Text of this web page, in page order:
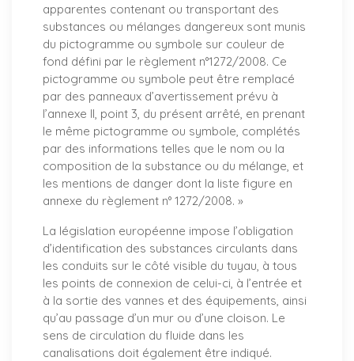
apparentes contenant ou transportant des
substances ou mélanges dangereux sont munis
du pictogramme ou symbole sur couleur de
fond défini par le règlement n°1272/2008. Ce
pictogramme ou symbole peut être remplacé
par des panneaux d’avertissement prévu à
l’annexe II, point 3, du présent arrêté, en prenant
le même pictogramme ou symbole, complétés
par des informations telles que le nom ou la
composition de la substance ou du mélange, et
les mentions de danger dont la liste figure en
annexe du règlement n° 1272/2008. »
La législation européenne impose l’obligation
d’identification des substances circulants dans
les conduits sur le côté visible du tuyau, à tous
les points de connexion de celui-ci, à l’entrée et
à la sortie des vannes et des équipements, ainsi
qu’au passage d’un mur ou d’une cloison. Le
sens de circulation du fluide dans les
canalisations doit également être indiqué.